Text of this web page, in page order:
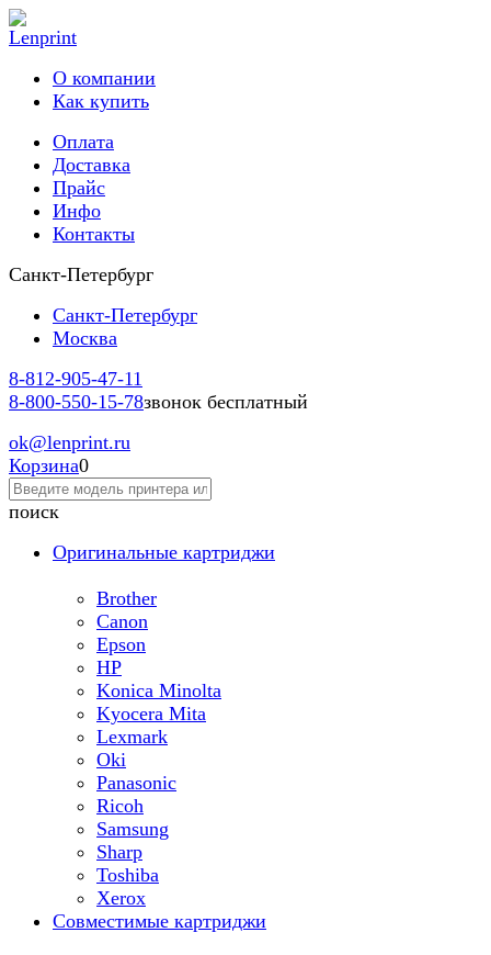
О компании
Как купить
Оплата
Доставка
Прайс
Инфо
Контакты
Санкт-Петербург
Санкт-Петербург
Москва
8-812-905-47-11
8-800-550-15-78звонок бесплатный
ok@lenprint.ru
Корзина0
поиск
Оригинальные картриджи
Brother
Canon
Epson
HP
Konica Minolta
Kyocera Mita
Lexmark
Oki
Panasonic
Ricoh
Samsung
Sharp
Toshiba
Xerox
Совместимые картриджи